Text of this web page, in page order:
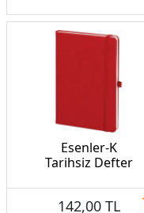
Esenler-K
Tarihsiz Defter
142,00 TL